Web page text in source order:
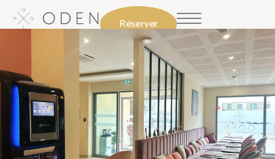
Réserver
04 – Petit déjeuner